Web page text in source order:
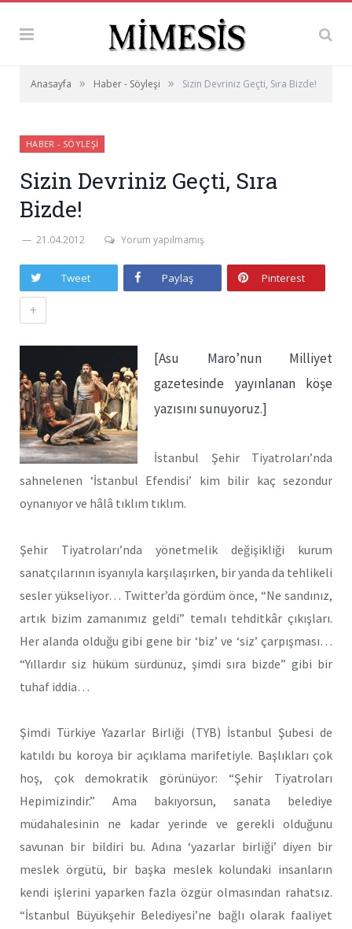
Anasayfa » Haber - Söyleşi » Sizin Devriniz Geçti, Sıra Bizde!
HABER - SÖYLEŞI
Sizin Devriniz Geçti, Sıra
Bizde!
21.04.2012 Yorum yapılmamış
Tweet Paylaş Pinterest
+
[Asu Maro’nun Milliyet
gazetesinde yayınlanan köşe
yazısını sunuyoruz.]
İstanbul Şehir Tiyatroları’nda
sahnelenen ‘İstanbul Efendisi’ kim bilir kaç sezondur
oynanıyor ve hâlâ tıklım tıklım.
Şehir Tiyatroları’nda yönetmelik değişikliği kurum
sanatçılarının isyanıyla karşılaşırken, bir yanda da tehlikeli
sesler yükseliyor… Twitter’da gördüm önce, “Ne sandınız,
artık bizim zamanımız geldi” temalı tehditkâr çıkışları.
Her alanda olduğu gibi gene bir ‘biz’ ve ‘siz’ çarpışması…
“Yıllardır siz hüküm sürdünüz, şimdi sıra bizde” gibi bir
tuhaf iddia…
Şimdi Türkiye Yazarlar Birliği (TYB) İstanbul Şubesi de
katıldı bu koroya bir açıklama marifetiyle. Başlıkları çok
hoş, çok demokratik görünüyor: “Şehir Tiyatroları
Hepimizindir.” Ama bakıyorsun, sanata belediye
müdahalesinin ne kadar yerinde ve gerekli olduğunu
savunan bir bildiri bu. Adına ‘yazarlar birliği’ diyen bir
meslek örgütü, bir başka meslek kolundaki insanların
kendi işlerini yaparken fazla özgür olmasından rahatsız.
“İstanbul Büyükşehir Belediyesi’ne bağlı olarak faaliyet